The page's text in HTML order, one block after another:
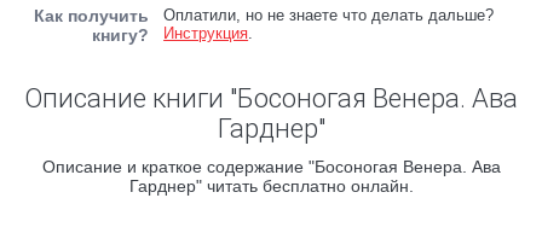
Как получить
книгу?
Оплатили, но не знаете что делать дальше?
Инструкция.
Описание книги "Босоногая Венера. Ава
Гарднер"
Описание и краткое содержание "Босоногая Венера. Ава
Гарднер" читать бесплатно онлайн.